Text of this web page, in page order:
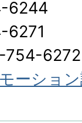
6244
6271
754-6272
ーショ